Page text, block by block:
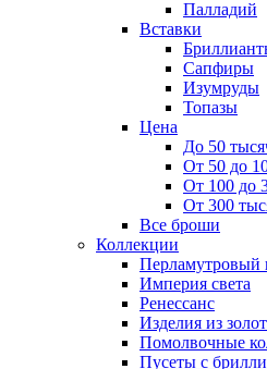
Палладий
Вставки
Сапфиры
Изумруды
Топазы
Цена
До 50
От 50 до
От 100 до
От 300
Все броши
Коллекции
Перламутровый
Империя света
Ренессанс
Изделия из
Помолвочные
Пусеты с